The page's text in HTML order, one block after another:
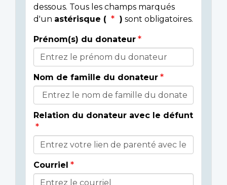
dessous. Tous les champs marqués
d'un astérisque ( ) sont obligatoires.
Détails
du
donateur
Prénom(s) du donateur
Nom de famille du donateur
Relation du donateur avec le défunt
Courriel